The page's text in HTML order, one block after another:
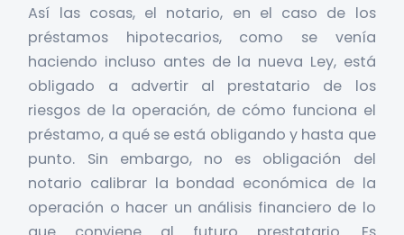
Así las cosas, el notario, en el caso de los
préstamos hipotecarios, como se venía
haciendo incluso antes de la nueva Ley, está
obligado a advertir al prestatario de los
riesgos de la operación, de cómo funciona el
préstamo, a qué se está obligando y hasta que
punto. Sin embargo, no es obligación del
notario calibrar la bondad económica de la
operación o hacer un análisis financiero de lo